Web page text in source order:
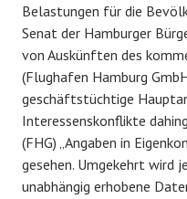
Belastungen für die
Senat der Hamburger
von Auskünften des
(Flughafen Hamburg
geschäftstüchtige
Interessenskonflikte
(FHG) „Angaben in
gesehen. Umgekehrt wird
unabhängig erhobene